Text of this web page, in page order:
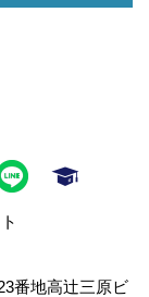
番地高辻三原ビ